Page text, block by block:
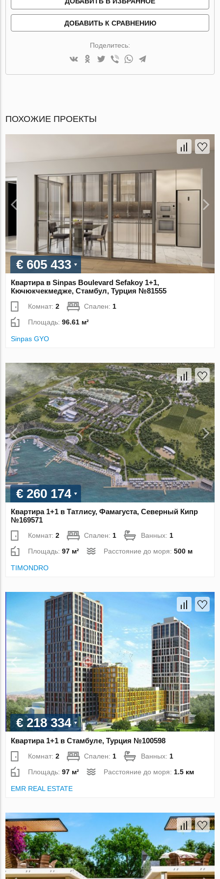
ДОБАВИТЬ К СРАВНЕНИЮ
Поделитесь:
ПОХОЖИЕ ПРОЕКТЫ
€ 605 433
Квартира в Sinpas Boulevard Sefakoy 1+1,
Кючюкчекмедже, Стамбул, Турция №81555
Комнат:2 Спален:1
Площадь:96.61 м²
Sinpas GYO
€ 260 174
Квартира 1+1 в Татлису, Фамагуста, Северный Кипр
№169571
Комнат:2 Спален: 1 Ванных: 1
Площадь:97 м² Расстояние до моря:500 м
TIMONDRO
€ 218 334
Квартира 1+1 в Стамбуле, Турция №100598
Комнат:2 Спален: 1 Ванных: 1
Площадь:97 м² Расстояние до моря: 1.5 км
EMR REAL ESTATE